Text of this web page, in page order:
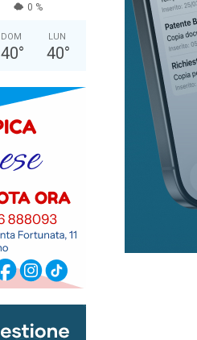
0 %
DOM
40°
LUN
40°